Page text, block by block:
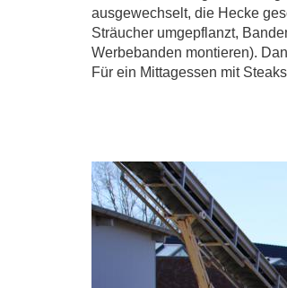
ausgewechselt, die Hecke
Sträucher umgepflanzt,
Werbebanden montieren).
Für ein Mittagessen mit